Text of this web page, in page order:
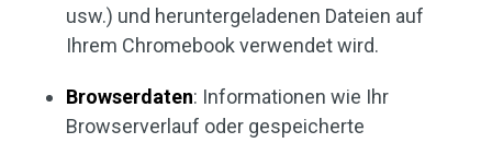
usw.) und heruntergeladenen Dateien auf
Ihrem Chromebook verwendet wird.
Browserdaten: Informationen wie Ihr
Browserverlauf oder gespeicherte